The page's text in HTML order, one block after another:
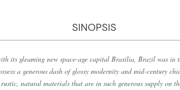
SINOPSIS
its gleaming new space-age capital Brasilia, Brazil was in
a generous dash of glossy modernity and mid-century
natural materials that are in such generous supply on